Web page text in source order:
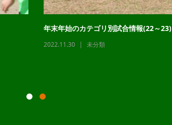
年末年始のカテゴリ別試合情報(22～23)
2022.11.30 未分類